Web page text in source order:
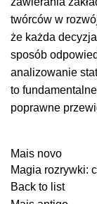
twórców w
że każda
sposób
analizowanie
to
poprawne
Mais novo
Magia rozrywki:
Back to list